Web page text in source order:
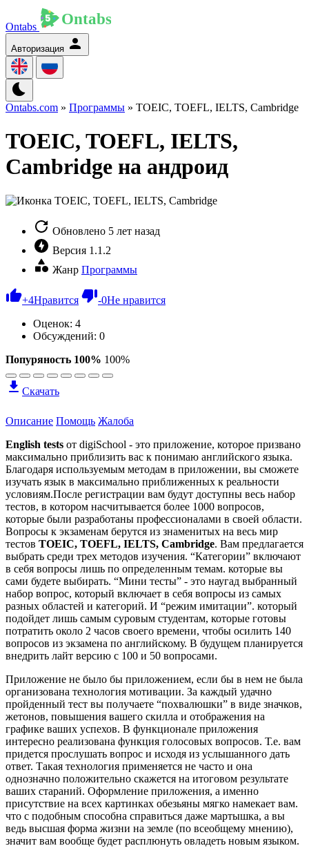
Ontabs
Авторизация
Ontabs.com » Программы » TOEIC, TOEFL, IELTS, Cambridge
TOEIC, TOEFL, IELTS,
Cambridge на андроид
Обновлено 5 лет назад
Версия 1.1.2
Жанр Программы
+4Нравится -0Не нравится
Оценок: 4
Обсуждений: 0
Попуряность 100% 100%
Скачать
Описание Помощь Жалоба
English tests от digiSchool - это приложение, которое призвано
максимально приблизить вас к понимаю английского языка.
Благодаря используемым методам в приложении, вы сможете
изучать язык в максимально приближенных к реальности
условиям.После регистрации вам будут доступны весь набор
тестов, в котором насчитывается более 1000 вопросов,
которые были разработаны профессионалами в своей области.
Вопросы к экзаменам берутся из знаменитых на весь мир
тестов TOEIC, TOEFL, IELTS, Cambridge. Вам предлагается
выбрать среди трех методов изучения. “Категории” включают
в себя вопросы лишь по определенным темам. которые вы
сами будете выбирать. “Мини тесты” - это наугад выбранный
набор вопрос, который включает в себя вопросы из самых
разных областей и категорий. И “режим имитации”. который
подойдет лишь самым суровым студентам, которые готовы
потратить около 2 часов своего времени, чтобы осилить 140
вопросов из экзамена по английскому. В будущем планируется
внедрить лайт версию с 100 и 50 вопросами.
Приложение не было бы приложением, если бы в нем не была
организована технология мотивации. За каждый удачно
пройденный тест вы получаете “похвалюшки” в виде значков,
жетонов, повышения вашего скилла и отображения на
графике ваших успехов. В функционале приложения
интересно реализована функция голосовых вопросов. Т.е. вам
придется прослушать вопрос и исходя из услышанного дать
ответ. Такая технология применяется не часто и она
однозначно положительно скажется на итоговом результате
ваших стараний. Оформление приложения, а именно
присутствие на всех картинках обезьяны мягко намекает вам.
что с подобным способна справиться даже мартышка, а вы
ведь высшая форма жизни на земле (по всеобщему мнению),
значит вам вообще будет расплюнуть овладеть новым языком.